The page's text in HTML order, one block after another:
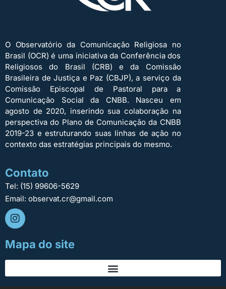
O Observatório da Comunicação Religiosa no
Brasil (OCR) é uma iniciativa da Conferência dos
Religiosos do Brasil (CRB) e da Comissão
Brasileira de Justiça e Paz (CBJP), a serviço da
Comissão Episcopal de Pastoral para a
Comunicação Social da CNBB. Nasceu em
agosto de 2020, inserindo sua colaboração na
perspectiva do Plano de Comunicação da CNBB
2019-23 e estruturando suas linhas de ação no
contexto das estratégias principais do mesmo.
Contato
Tel: (15) 99606-5629
Email: observat.cr@gmail.com
Mapa do site